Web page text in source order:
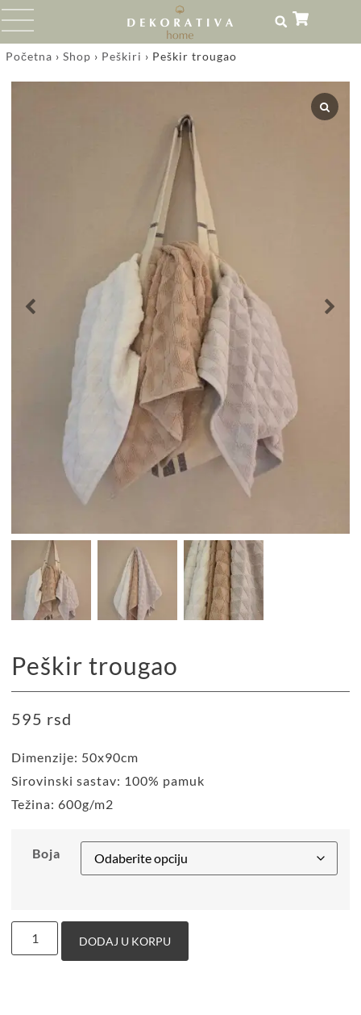
Početna › Shop › Peškiri › Peškir trougao
Peškir trougao
595 rsd
Dimenzije: 50x90cm
Sirovinski sastav: 100% pamuk
Težina: 600g/m2
Boja
DODAJ U KORPU